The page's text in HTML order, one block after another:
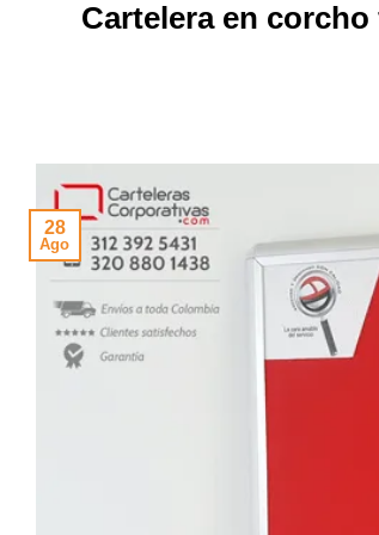
Cartelera en
28
Ago